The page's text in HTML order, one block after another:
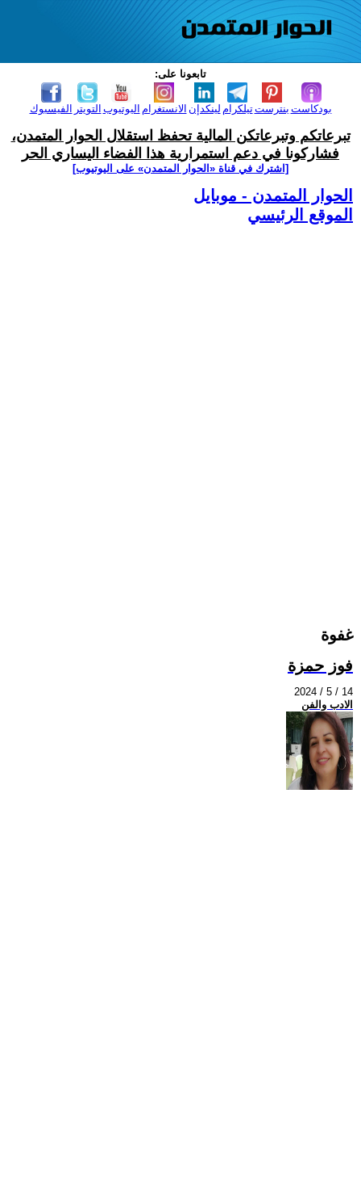
تابعونا على:
الفيسبوك التويتر اليوتيوب الانستغرام لينكدإن تيلكرامبنترست بودكاست
تبرعاتكم وتبرعاتكن المالية تحفظ استقلال الحوار المتمدن،
فشاركونا في دعم استمرارية هذا الفضاء اليساري الحر
[اشترك في قناة ‫«الحوار المتمدن» على اليوتيوب]
الحوار المتمدن - موبايل
الموقع الرئيسي
غفوة
فوز حمزة
2024 / 5 / 14
الادب والفن